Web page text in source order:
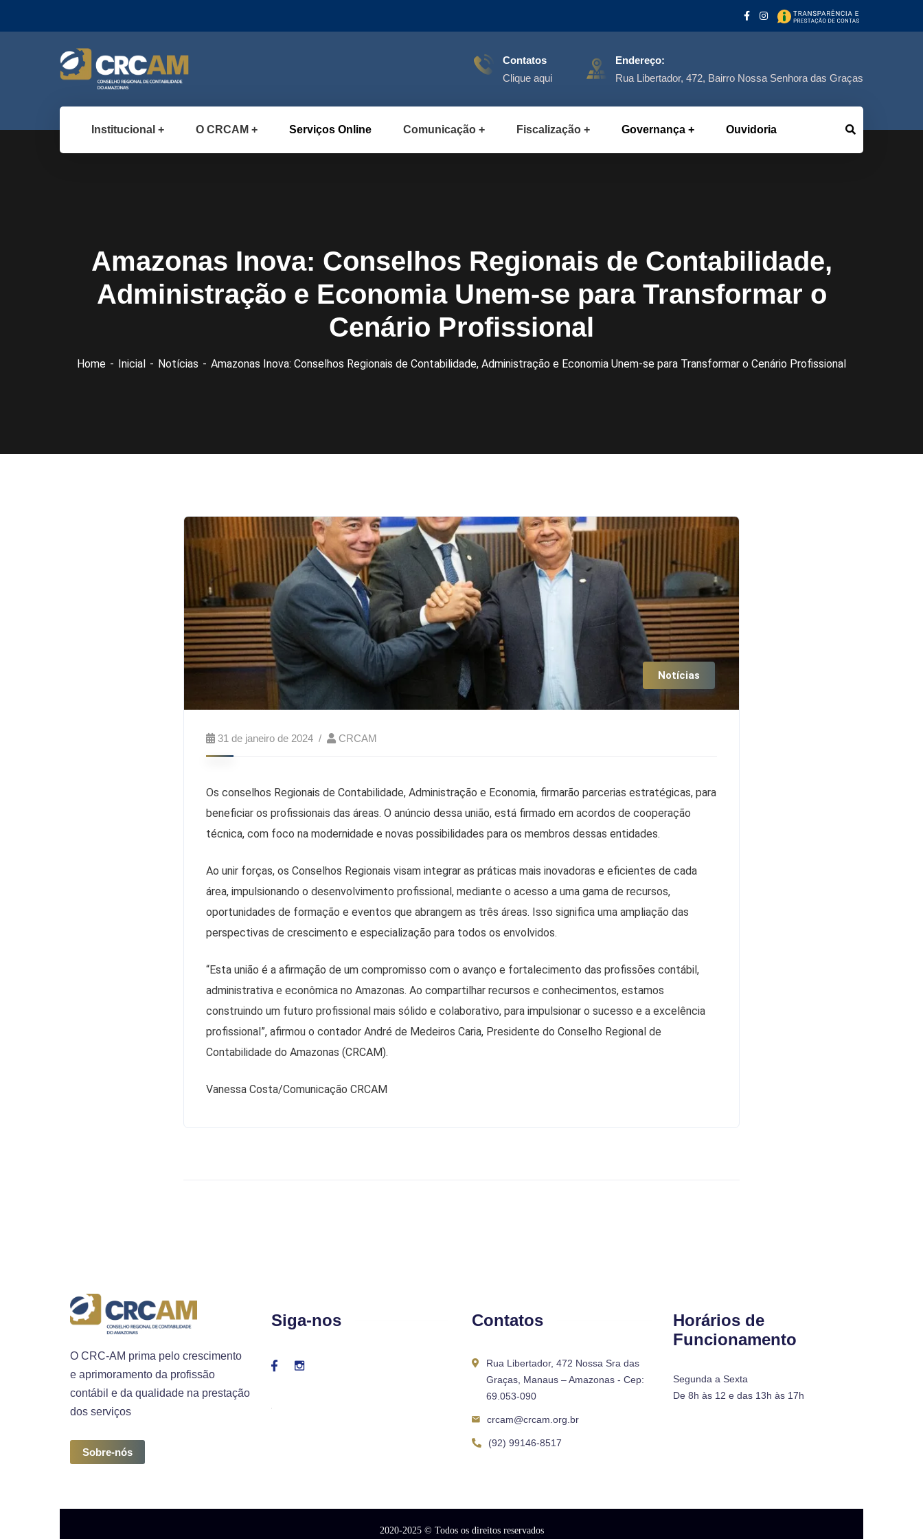
Contatos
Clique aqui
Endereço:
Rua Libertador, 472, Bairro Nossa Senhora das Graças
Institucional O CRCAM Serviços Online Comunicação Fiscalização Governança Ouvidoria
Amazonas Inova: Conselhos Regionais de Contabilidade,
Administração e Economia Unem-se para Transformar o
Cenário Profissional
Home Inicial Notícias Amazonas Inova: Conselhos Regionais de Contabilidade, Administração e Economia Unem-se para Transformar o Cenário Profissional
Notícias
31 de janeiro de 2024 CRCAM
Os conselhos Regionais de Contabilidade, Administração e Economia, firmarão parcerias estratégicas, para
beneficiar os profissionais das áreas. O anúncio dessa união, está firmado em acordos de cooperação
técnica, com foco na modernidade e novas possibilidades para os membros dessas entidades.
Ao unir forças, os Conselhos Regionais visam integrar as práticas mais inovadoras e eficientes de cada
área, impulsionando o desenvolvimento profissional, mediante o acesso a uma gama de recursos,
oportunidades de formação e eventos que abrangem as três áreas. Isso significa uma ampliação das
perspectivas de crescimento e especialização para todos os envolvidos.
“Esta união é a afirmação de um compromisso com o avanço e fortalecimento das profissões contábil,
administrativa e econômica no Amazonas. Ao compartilhar recursos e conhecimentos, estamos
construindo um futuro profissional mais sólido e colaborativo, para impulsionar o sucesso e a excelência
profissional”, afirmou o contador André de Medeiros Caria, Presidente do Conselho Regional de
Contabilidade do Amazonas (CRCAM).
Vanessa Costa/Comunicação CRCAM
O CRC-AM prima pelo crescimento
e aprimoramento da profissão
contábil e da qualidade na prestação
dos serviços
Sobre-nós
Siga-nos Contatos
Rua Libertador, 472 Nossa Sra das
Graças, Manaus – Amazonas - Cep:
69.053-090
crcam@crcam.org.br
(92) 99146-8517
Horários de
Funcionamento
Segunda a Sexta
De 8h às 12 e das 13h às 17h
2020-2025© Todos os direitos reservados